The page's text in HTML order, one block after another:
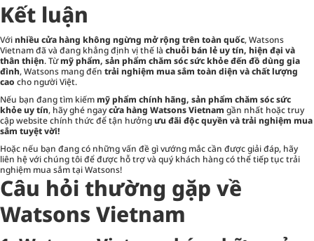
Kết luận
Vớinhiều cửa hàng không ngừng mở rộng trên toàn quốc, Watsons
Vietnam đã và đang khẳng định vị thế là chuỗi bán lẻ uy tín, hiện đại và
thân thiện. Từmỹ phẩm, sản phẩm chăm sóc sức khỏe đến đồ dùng gia
đình, Watsons mang đến trải nghiệm mua sắm toàn diện và chất lượng
cao cho người Việt.
Nếu bạn đang tìm kiếmmỹ phẩm chính hãng, sản phẩm chăm sóc sức
khỏe uy tín, hãy ghé ngaycửa hàng Watsons Vietnam gần nhất hoặc truy
cập website chính thức để tận hưởngưu đãi độc quyền và trải nghiệm mua
sắm tuyệt vời!
Hoặc nếu bạn đang có những vấn đề gì vướng mắc cần được giải đáp, hãy
liên hệ với chúng tôiđể được hỗ trợ và quý khách hàng có thể tiếp tục trải
nghiệm mua sắm tại Watsons!
Câu hỏi thường gặp về
Watsons Vietnam